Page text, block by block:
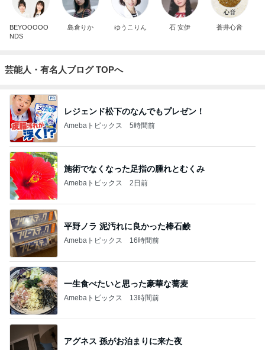
BEYOOOOO
NDS
島倉りか ゆうこりん 石 安伊 蒼井心音
芸能人・有名人ブログ TOPへ
レジェンド松下のなんでもプレゼン！
Amebaトピックス 5時間前
施術でなくなった足指の腫れとむくみ
Amebaトピックス 2日前
平野ノラ 泥汚れに良かった棒石鹸
Amebaトピックス 16時間前
一生食べたいと思った豪華な蕎麦
Amebaトピックス 13時間前
アグネス 孫がお泊まりに来た夜